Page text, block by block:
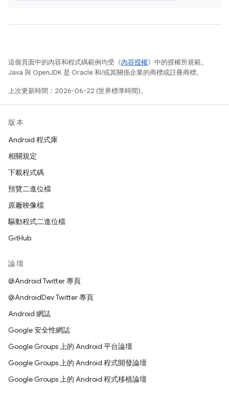
這個頁面中的內容和程式碼範例均受《內容授權》中的授權所規範。
Java 與 OpenJDK 是 Oracle 和/或其關係企業的商標或註冊商標。
上次更新時間：2026-06-22 (世界標準時間)。
版本
Android 程式庫
相關規定
下載程式碼
預覽二進位檔
原廠映像檔
驅動程式二進位檔
GitHub
論壇
@Android Twitter 專頁
@AndroidDev Twitter 專頁
Android 網誌
Google 安全性網誌
Google Groups 上的 Android 平台論壇
Google Groups 上的 Android 程式開發論壇
Google Groups 上的 Android 程式移植論壇